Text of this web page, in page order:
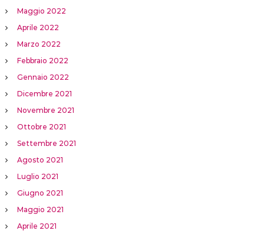
Maggio 2022
Aprile 2022
Marzo 2022
Febbraio 2022
Gennaio 2022
Dicembre 2021
Novembre 2021
Ottobre 2021
Settembre 2021
Agosto 2021
Luglio 2021
Giugno 2021
Maggio 2021
Aprile 2021